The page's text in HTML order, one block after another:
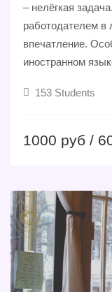
– нелёгкая
работодателем в
впечатление.
иностранном
153 Students
1000 руб /